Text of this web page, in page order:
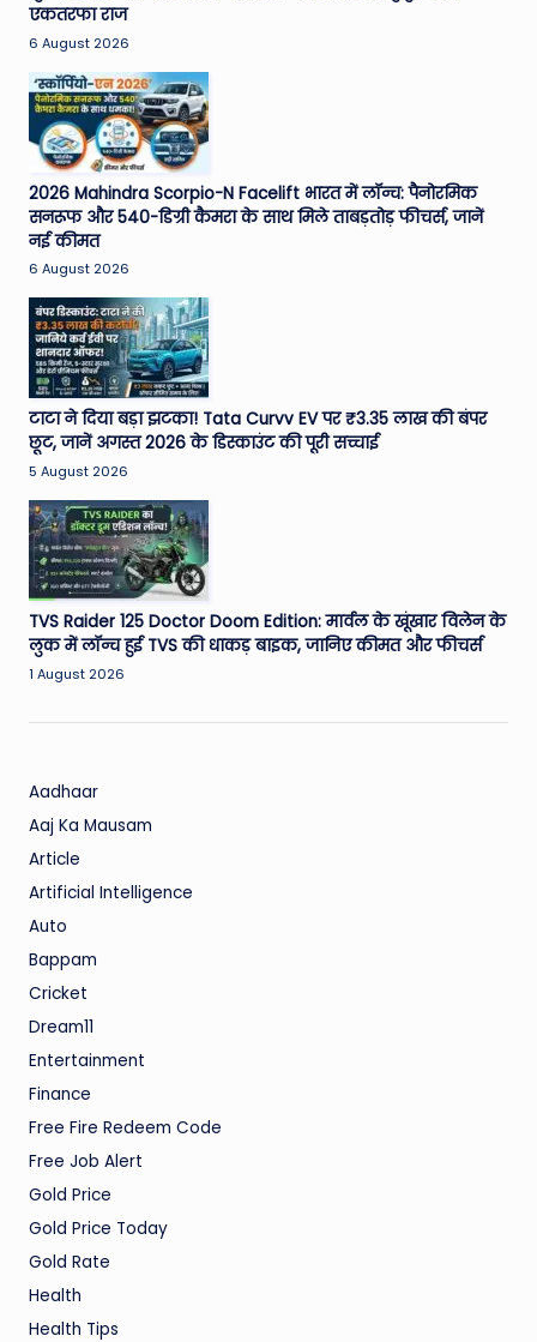
एकतरफा राज
6 August 2026
2026 Mahindra Scorpio-N Facelift भारत में लॉन्च: पैनोरमिक
सनरूफ और 540-डिग्री कैमरा के साथ मिले ताबड़तोड़ फीचर्स, जानें
नई कीमत
6 August 2026
टाटा ने दिया बड़ा झटका! Tata Curvv EV पर ₹3.35 लाख की बंपर
छूट, जानें अगस्त 2026 के डिस्काउंट की पूरी सच्चाई
5 August 2026
TVS Raider 125 Doctor Doom Edition: मार्वल के खूंखार विलेन के
लुक में लॉन्च हुई TVS की धाकड़ बाइक, जानिए कीमत और फीचर्स
1 August 2026
Aadhaar
Aaj Ka Mausam
Article
Artificial Intelligence
Auto
Bappam
Cricket
Dream11
Entertainment
Finance
Free Fire Redeem Code
Free Job Alert
Gold Price
Gold Price Today
Gold Rate
Health
Health Tips